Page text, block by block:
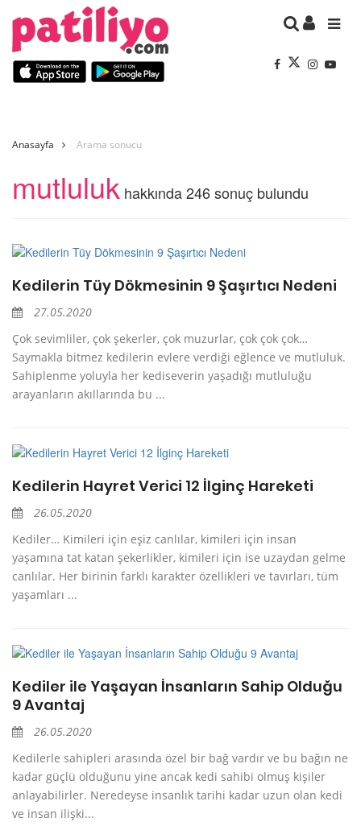
Anasayfa Arama sonucu
mutluluk hakkında 246 sonuç bulundu
Kedilerin Tüy Dökmesinin 9 Şaşırtıcı Nedeni
27.05.2020
Çok sevimliler, çok şekerler, çok muzurlar, çok çok çok…
Saymakla bitmez kedilerin evlere verdiği eğlence ve mutluluk.
Sahiplenme yoluyla her kediseverin yaşadığı mutluluğu
arayanların akıllarında bu ...
Kedilerin Hayret Verici 12 İlginç Hareketi
26.05.2020
Kediler… Kimileri için eşiz canlılar, kimileri için insan
yaşamına tat katan şekerlikler, kimileri için ise uzaydan gelme
canlılar. Her birinin farklı karakter özellikleri ve tavırları, tüm
yaşamları ...
Kediler ile Yaşayan İnsanların Sahip Olduğu
9 Avantaj
26.05.2020
Kedilerle sahipleri arasında özel bir bağ vardır ve bu bağın ne
kadar güçlü olduğunu yine ancak kedi sahibi olmuş kişiler
anlayabilirler. Neredeyse insanlık tarihi kadar uzun olan kedi
ve insan ilişki...